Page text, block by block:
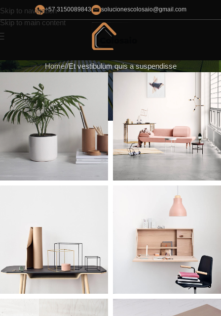
Skip to navigation
Skip to main content
+57 3150089843 solucionescolosaio@gmail.com
Home Et vestibulum quis a suspendisse